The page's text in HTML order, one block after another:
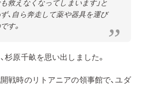
救えなくなってしまいます」と
、自ら奔走して薬や器具を運び
す。
杉原千畝を思い出しました。
戦時のリトアニアの領事館で、ユダ